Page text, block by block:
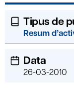
Tipus de
Resum
Data
26-03-2010